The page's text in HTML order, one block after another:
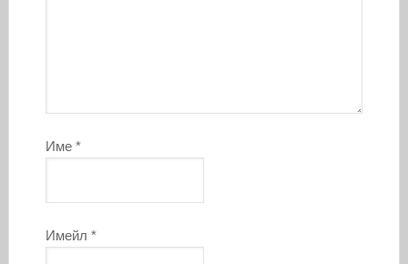
Име *
Имейл *